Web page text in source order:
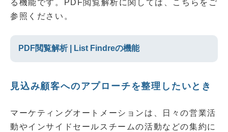
る機能です。PDF閲覧解析に関しては、こちらをご
参照ください。
PDF閲覧解析 | List Findreの機能
見込み顧客へのアプローチを整理したいとき
マーケティングオートメーションは、日々の営業活
動やインサイドセールスチームの活動などの集約に